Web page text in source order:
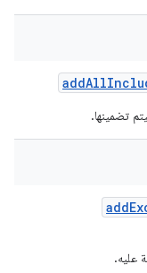
addAll
تضمينها.
add
عليه.